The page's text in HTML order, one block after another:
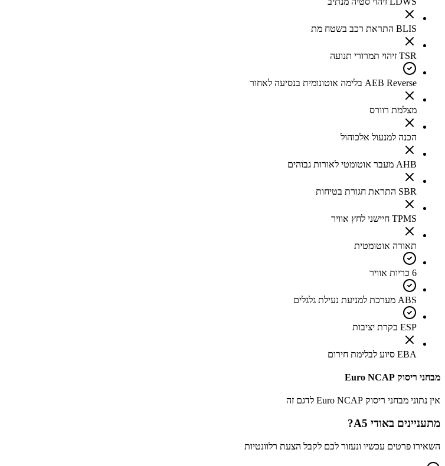
BLIS התראת רכב בשטח מת
TSR זיהוי תמרורי תנועה
AEB Reverse בלימה אוטונומית בנסיעה לאחור
מצלמת רוורס
הכנה למנעול אלכוהול
AHB מעבר אוטומטי לאורות גבוהים
SBR התראת חגורת בטיחות
TPMS חיישני לחץ אוויר
תאורה אוטומטית
6 כריות אוויר
ABS מערכת למניעת נעילת גלגלים
ESP בקרת יציבות
EBA סיוע לבלימת חירום
מבחני ריסוק Euro NCAP
אין נתוני מבחני ריסוק Euro NCAP לדגם זה
מתעניינים באודי A5 ?
השאירו פרטים עכשיו ונעזור לכם לקבל הצעת רלוונטיות